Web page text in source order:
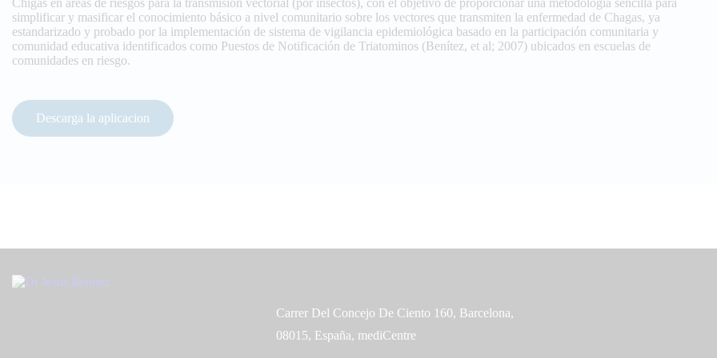
Chigas en áreas de riesgos para la transmisión vectorial (por insectos), con el objetivo de proporcionar una metodología sencilla para
simplificar y masificar el conocimiento básico a nivel comunitario sobre los vectores que transmiten la enfermedad de Chagas, ya
estandarizado y probado por la implementación de sistema de vigilancia epidemiológica basado en la participación comunitaria y
comunidad educativa identificados como Puestos de Notificación de Triatominos (Benítez, et al; 2007) ubicados en escuelas de
comunidades en riesgo.
Descarga la aplicacion
Carrer Del Concejo De Ciento 160, Barcelona,
08015, España, mediCentre